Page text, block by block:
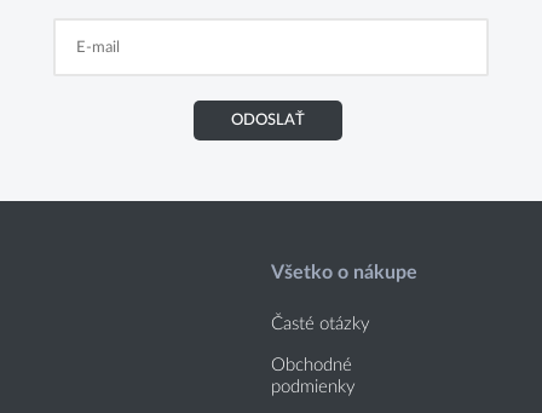
ODOSLAŤ
Všetko o nákupe
Časté otázky
Obchodné
podmienky